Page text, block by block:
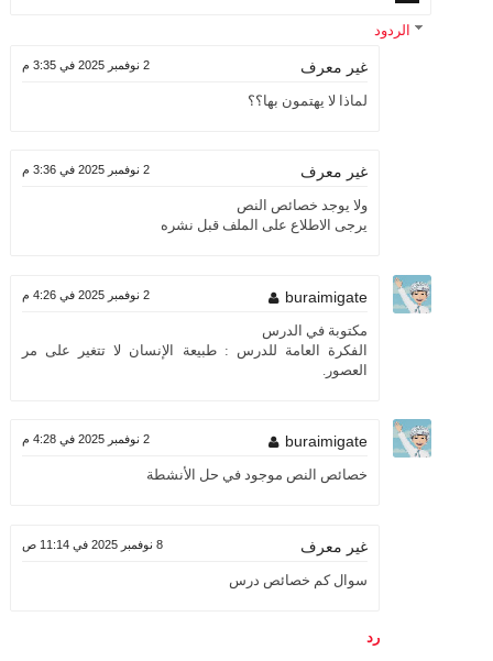
الردود
غير معرف 2 نوفمبر 2025 في 3:35 م
لماذا لا يهتمون بها؟؟
غير معرف 2 نوفمبر 2025 في 3:36 م
ولا يوجد خصائص النص
يرجى الاطلاع على الملف قبل نشره
buraimigate 2 نوفمبر 2025 في 4:26 م
مكتوبة في الدرس
الفكرة العامة للدرس : طبيعة الإنسان لا تتغير على مر
العصور.
buraimigate 2 نوفمبر 2025 في 4:28 م
خصائص النص موجود في حل الأنشطة
غير معرف 8 نوفمبر 2025 في 11:14 ص
سوال كم خصائص درس
رد